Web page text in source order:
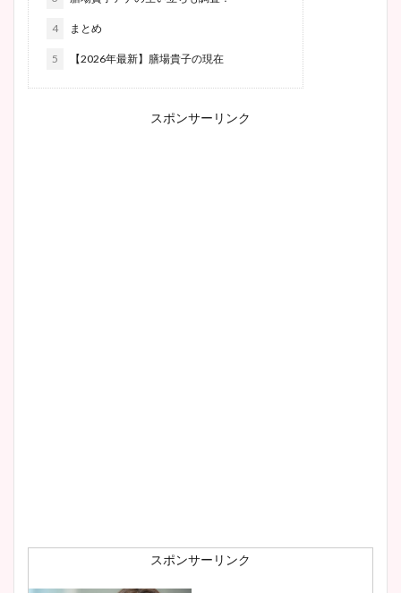
4 まとめ
5 【2026年最新】膳場貴子の現在
スポンサーリンク
スポンサーリンク